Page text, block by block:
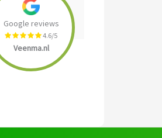
Google reviews
4.6/5
Veenma.nl